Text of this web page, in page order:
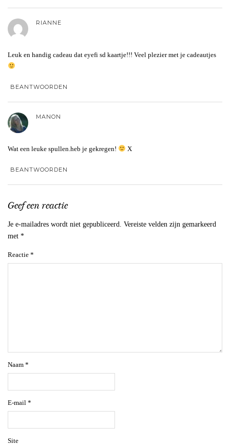
RIANNE
Leuk en handig cadeau dat eyefi sd kaartje!!! Veel plezier met je cadeautjes
BEANTWOORDEN
MANON
Wat een leuke spullen.heb je gekregen! X
BEANTWOORDEN
Geef een reactie
Je e-mailadres wordt niet gepubliceerd.
Vereiste velden zijn gemarkeerd
met *
Reactie *
Naam *
E-mail *
Site